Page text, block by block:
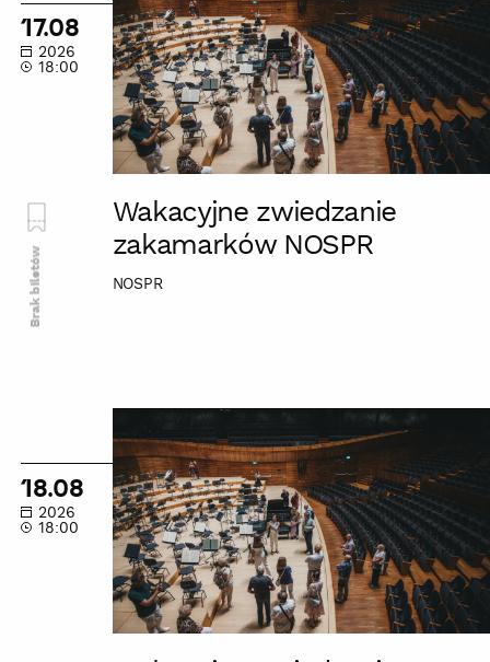
zakamarków
NOSPR
17.08
2026
18:00
Wakacyjne zwiedzanie
zakamarków NOSPR
NOSPR
Brak biletów
zwiedzanie
zakamarków
NOSPR
18.08
2026
18:00